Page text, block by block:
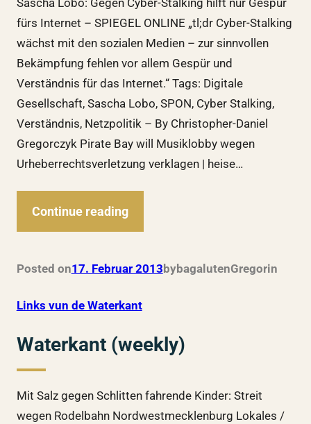
fürs Internet – SPIEGEL ONLINE „tl;dr Cyber-Stalking
wächst mit den sozialen Medien – zur sinnvollen
Bekämpfung fehlen vor allem Gespür und
Verständnis für das Internet.“ Tags: Digitale
Gesellschaft, Sascha Lobo, SPON, Cyber Stalking,
Verständnis, Netzpolitik – By Christopher-Daniel
Gregorczyk Pirate Bay will Musiklobby wegen
Urheberrechtsverletzung verklagen | heise…
Continue reading
Posted on17. Februar 2013 bybagalutenGregorin
Links vun de Waterkant
Waterkant (weekly)
Mit Salz gegen Schlitten fahrende Kinder: Streit
wegen Rodelbahn Nordwestmecklenburg Lokales /